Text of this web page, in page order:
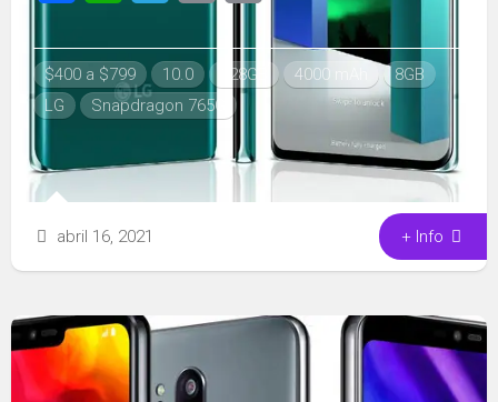
$400 a $799 10.0 128GB 4000 mAh
8GB
LG
Snapdragon 765G
abril 16, 2021 + Info